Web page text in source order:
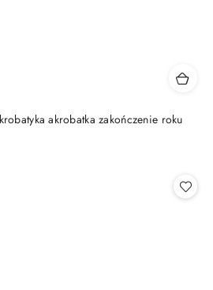
akrobatka zakończenie roku